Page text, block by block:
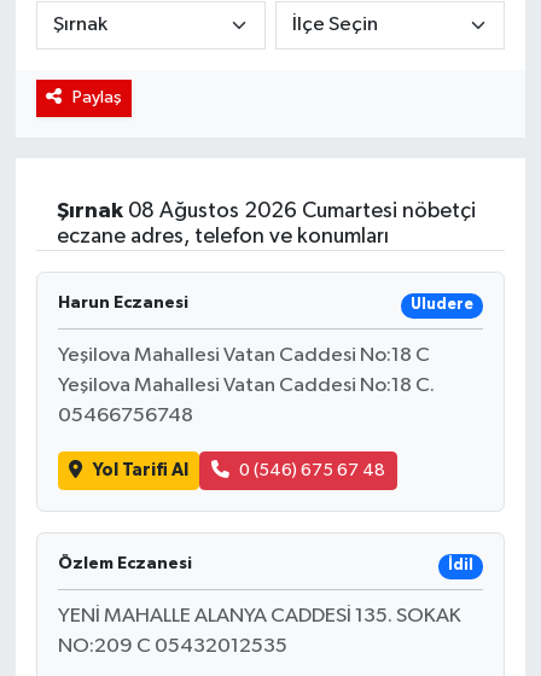
Paylaş
Şırnak08 Ağustos 2026 Cumartesi nöbetçi
eczane adres, telefon ve konumları
Harun Eczanesi Uludere
Yeşilova Mahallesi Vatan Caddesi No:18 C
Yeşilova Mahallesi Vatan Caddesi No:18 C.
05466756748
Yol Tarifi Al 0 (546) 675 67 48
Özlem Eczanesi İdil
YENİ MAHALLE ALANYA CADDESİ 135. SOKAK
NO:209 C 05432012535